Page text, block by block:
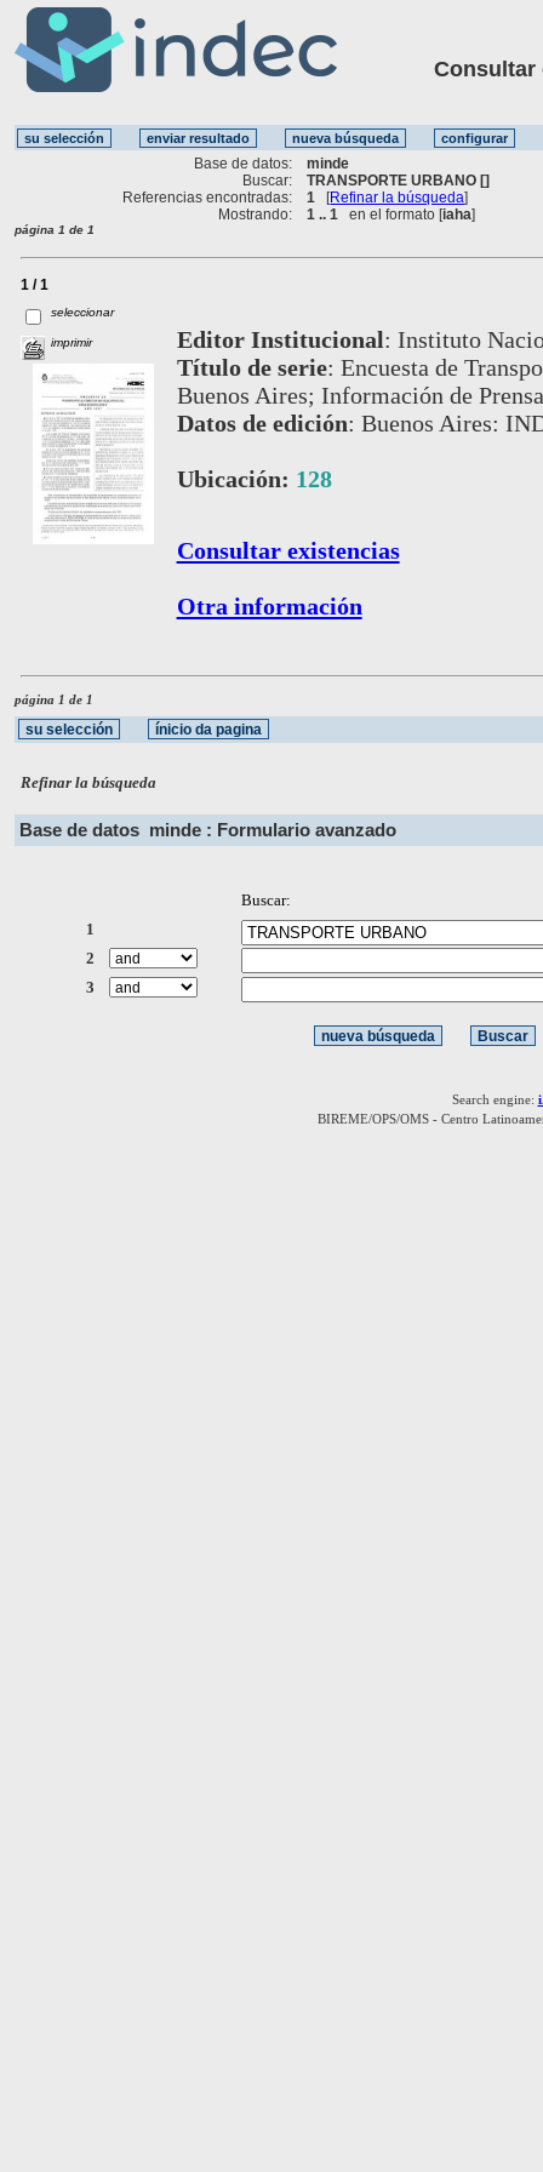
Consultar
Base de datos:
minde
Buscar:
TRANSPORTE URBANO []
Referencias encontradas:
1 [Refinar la búsqueda]
Mostrando:
1 .. 1 en el formato [iaha]
página 1 de 1
1 / 1
seleccionar
imprimir Editor Institucional: Instituto
Título de serie: Encuesta de
Buenos Aires; Información de Prensa
Datos de edición: Buenos Aires:
Ubicación: 128
Consultar existencias
Otra información
página 1 de 1
Refinar la búsqueda
Base de datos minde : Formulario avanzado
Buscar:
1
2
3
Search engine:
BIREME/OPS/OMS - Centro